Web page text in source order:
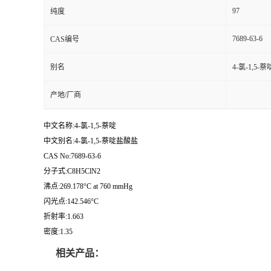
纯度 97
CAS编号 7689-63-6
别名 4-氯-1,5-萘
产地/厂商
中文名称:4-氯-1,5-萘啶
中文别名:4-氯-1,5-萘啶盐酸盐
CAS No:7689-63-6
分子式:C8H5ClN2
沸点:269.178°C at 760 mmHg
闪光点:142.546°C
折射率:1.663
密度:1.35
相关产品：